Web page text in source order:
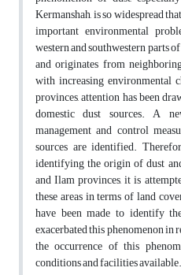
Kermanshah, is so widespread
important environmental
western and southwestern parts
and originates from
with increasing environmental
provinces, attention has been
domestic dust sources. A
management and control
sources are identified.
identifying the origin of dust
and Ilam provinces, it is
these areas in terms of land
have been made to identify
exacerbated this phenomenon in
the occurrence of this
conditions and facilities available.